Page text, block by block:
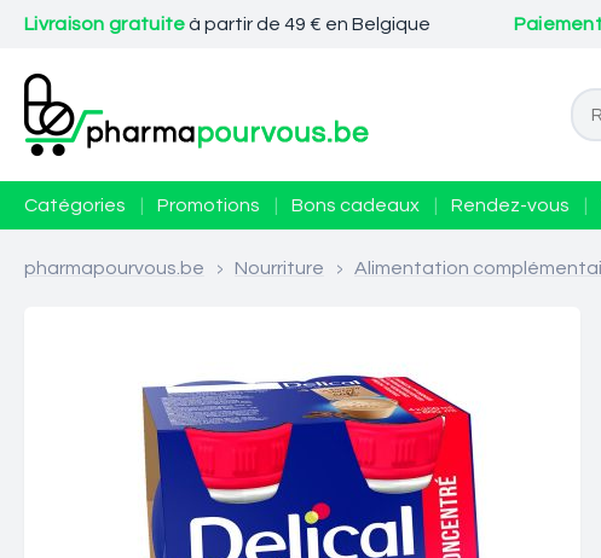
Livraison gratuiteà partir de 49 € en Belgique
Catégories Promotions Bons cadeaux Rendez-vous
pharmapourvous.be > Nourriture > Alimentation